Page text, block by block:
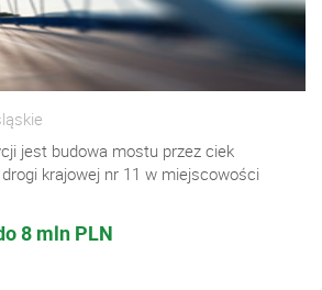
jest budowa mostu przez ciek
krajowej nr 11 w miejscowości
8 mln PLN